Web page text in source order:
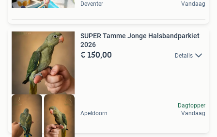
Deventer
Vandaag
SUPER Tamme Jonge Halsbandparkiet
2026
€ 150,00 Details
Apeldoorn
Dagtopper
Vandaag